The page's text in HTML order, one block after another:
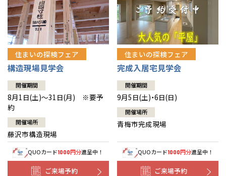
住まいの探検フェア
構造現場見学会
開催期間
8月1日(土)～31日(月) ※要予
約
開催場所
藤沢市構造現場
QUOカード1000円分進呈中！
ご来場予約
住まいの探検フェア
完成入居宅見学会
開催期間
9月5日(土)・6日(日)
開催場所
青梅市完成現場
QUOカード1000円分進呈中！
ご来場予約